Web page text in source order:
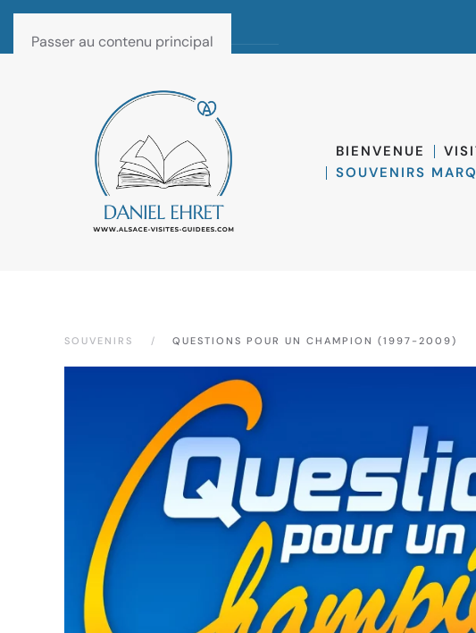
Passer au contenu principal
BIENVENUE
SOUVENIRS
SOUVENIRS QUESTIONS POUR UN CHAMPION (1997-2009)